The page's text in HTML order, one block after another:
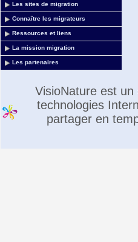
Les sites de migration
Connaître les migrateurs
Ressources et liens
La mission migration
Les partenaires
VisioNature est
technologies
partager en